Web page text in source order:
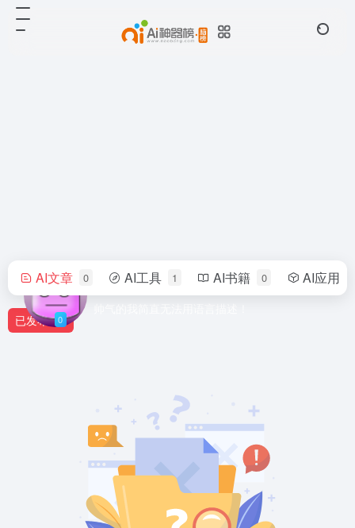
用户3014226
AI文章 0 AI工具 1 AI书籍 0 AI应用
已发布 0